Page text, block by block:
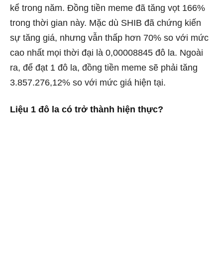
kể trong năm. Đồng tiền meme đã tăng vọt 166%
trong thời gian này. Mặc dù SHIB đã chứng kiến ​​
sự tăng giá, nhưng vẫn thấp hơn 70% so với mức
cao nhất mọi thời đại là 0,00008845 đô la. Ngoài
ra, để đạt 1 đô la, đồng tiền meme sẽ phải tăng
3.857.276,12% so với mức giá hiện tại.
Liệu 1 đô la có trở thành hiện thực?